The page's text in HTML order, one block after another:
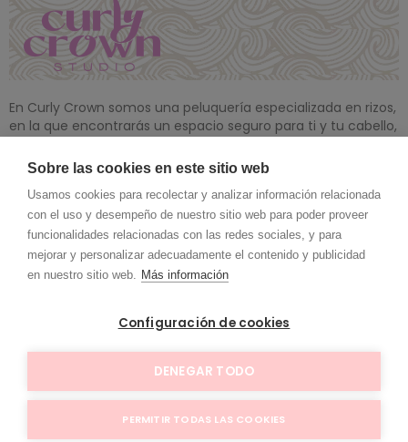
En Curly Crown somos una peluquería especializada en rizos,
en la que encontrarás un espacio seguro para ti y tu cabello,
626 57 72 02
Formas de pago
Sobre las cookies en este sitio web
Usamos cookies para recolectar y analizar información relacionada
con el uso y desempeño de nuestro sitio web para poder proveer
funcionalidades relacionadas con las redes sociales, y para
mejorar y personalizar adecuadamente el contenido y publicidad
en nuestro sitio web. Más información
Configuración de cookies
DENEGAR TODO
PERMITIR TODAS LAS COOKIES